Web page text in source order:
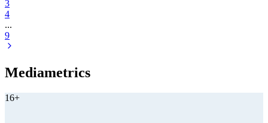
3
4
...
9
Mediametrics
16+